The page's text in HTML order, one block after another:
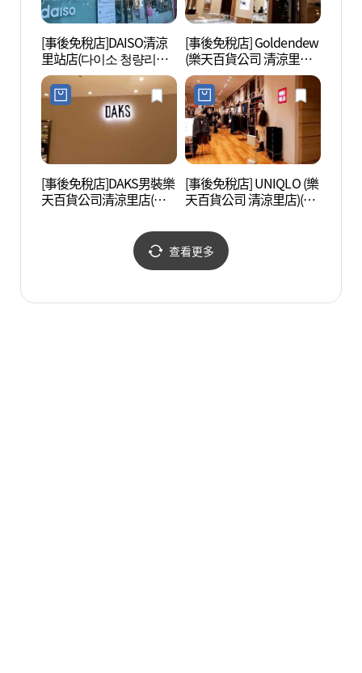
[事後免稅店]DAISO清涼
里站店(다이소 청량리역
점)
[事後免稅店] Goldendew
(樂天百貨公司 清涼里店)
(골든듀 롯데백화점 청량
리점)
[事後免稅店]DAKS男裝樂
天百貨公司清涼里店(닥
[事後免稅店] UNIQLO (樂
天百貨公司 清涼里店)(유
리점)
查看更多